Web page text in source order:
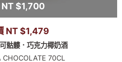
NT $1,700
NT $1,479
骷髏．巧克力椰奶酒
CHOCOLATE 70CL